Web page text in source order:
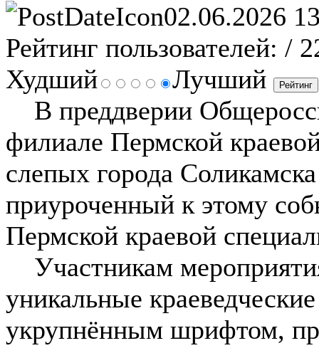
02.06.2026
Рейтинг пользователей: /
Худший
Лучший
В преддверии
филиале Пермской
слепых города
приуроченный к этому
Пермской краевой
Участникам
уникальные
укрупнённым шрифтом,